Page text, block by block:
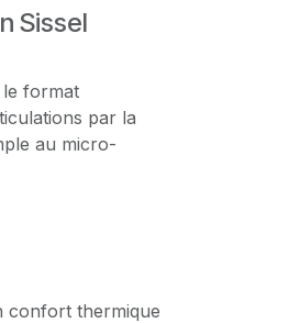
Sissel
le format
par la
au micro-
confort thermique